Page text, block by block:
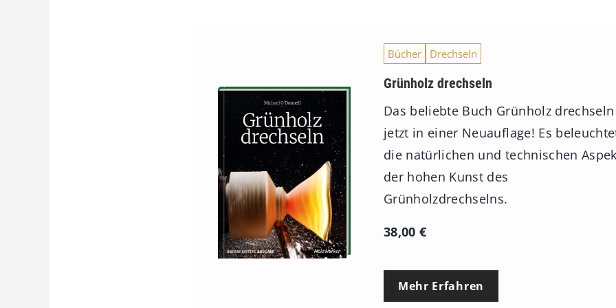
Bücher Drechseln
Grünholz drechseln
Das beliebte Buch Grünholz drechseln
jetzt in einer Neuauflage! Es
die natürlichen und technischen
der hohen Kunst des
Grünholzdrechselns.
38,00 €
Mehr Erfahren